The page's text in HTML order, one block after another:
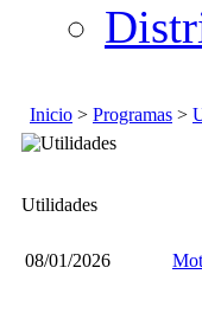
Inicio > Programas >
Utilidades
08/01/2026